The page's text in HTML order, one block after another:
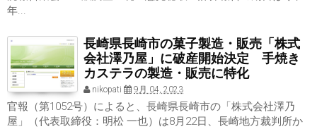
年...
長崎県長崎市の菓子製造・販売「株式
会社澤乃屋」に破産開始決定 手焼き
カステラの製造・販売に特化
nikopati 9月 04, 2023
官報（第1052号）によると、長崎県長崎市の「株式会社澤乃
屋」（代表取締役：明松 一也）は8月22日、長崎地方裁判所か